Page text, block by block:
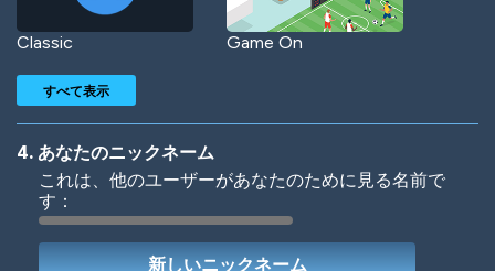
Classic Game On
Woof
すべて表示
4. あなたのニックネーム
これは、他のユーザーがあなたのために見る名前で
す：